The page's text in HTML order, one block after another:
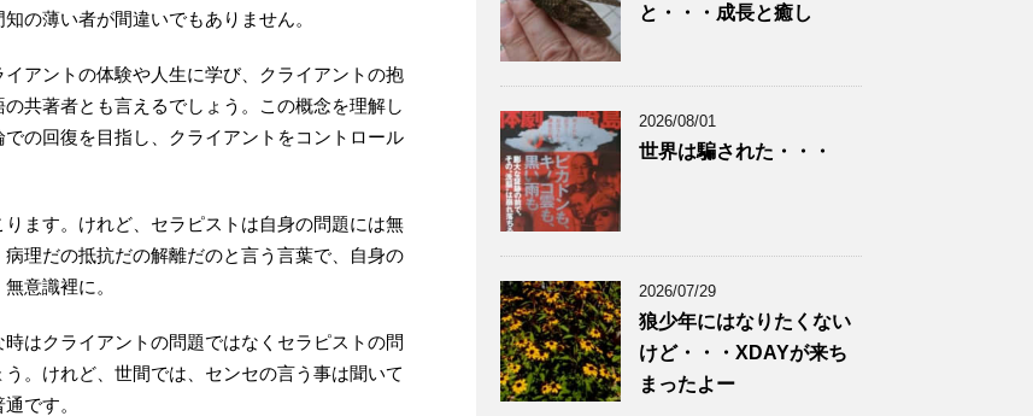
の薄い者が間違いでもありません。
アントの体験や人生に学び、クライアントの抱
共著者とも言えるでしょう。この概念を理解し
の回復を目指し、クライアントをコントロール
ます。けれど、セラピストは自身の問題には無
理だの抵抗だの解離だのと言う言葉で、自身の
意識裡に。
はクライアントの問題ではなくセラピストの問
。けれど、世間では、センセの言う事は聞いて
です。
と・・・成長と癒し
2026/08/01
世界は騙された・・・
2026/07/29
狼少年にはなりたくない
けど・・・XDAYが来ち
まったよー